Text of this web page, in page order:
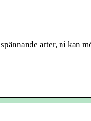
arter, ni kan